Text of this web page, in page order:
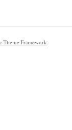
Theme Framework.